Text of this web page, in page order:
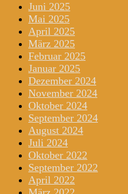
Juni 2025
Mai 2025
April 2025
März 2025
Februar 2025
Januar 2025
Dezember 2024
November 2024
Oktober 2024
September 2024
August 2024
Juli 2024
Oktober 2022
September 2022
April 2022